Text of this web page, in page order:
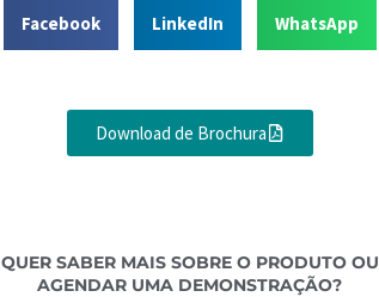
Facebook LinkedIn WhatsApp
Download de Brochura
QUER SABER MAIS SOBRE O PRODUTO OU
AGENDAR UMA DEMONSTRAÇÃO?